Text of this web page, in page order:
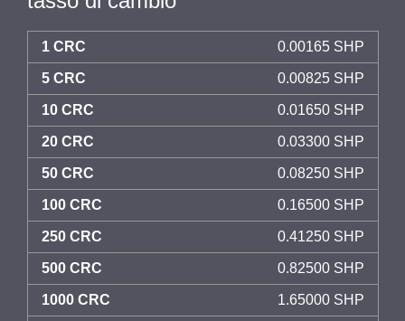
1 CRC 0.00165 SHP
5 CRC 0.00825 SHP
10 CRC 0.01650 SHP
20 CRC 0.03300 SHP
50 CRC 0.08250 SHP
100 CRC 0.16500 SHP
250 CRC 0.41250 SHP
500 CRC 0.82500 SHP
1000 CRC 1.65000 SHP